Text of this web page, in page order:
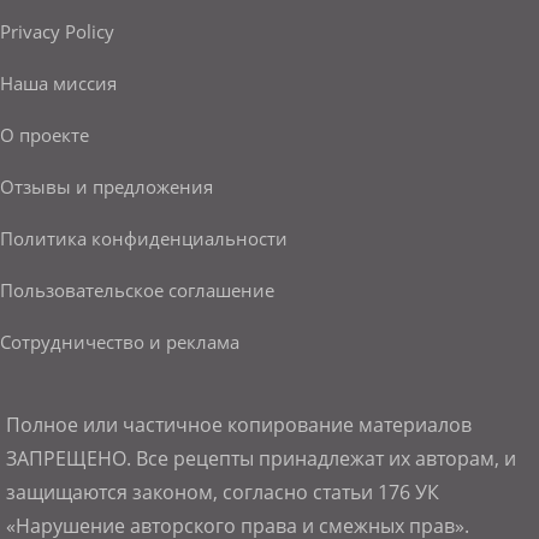
Privacy Policy
Наша миссия
О проекте
Отзывы и предложения
Политика конфиденциальности
Пользовательское соглашение
Сотрудничество и реклама
Полное или частичное копирование материалов
ЗАПРЕЩЕНО. Все рецепты принадлежат их авторам, и
защищаются законом, согласно статьи 176 УК
«Нарушение авторского права и смежных прав».